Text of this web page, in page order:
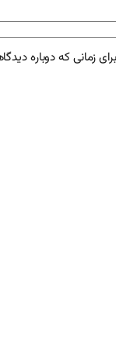
زمانی که دوباره